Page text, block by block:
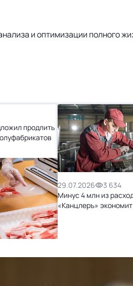
и оптимизации полного
продлить
КЕЙС
29.07.2026
3 634
Минус 4 млн из
«Канцлеръ»